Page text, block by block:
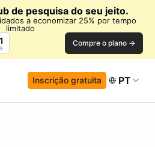
de pesquisa do seu jeito.
a economizar 25% por tempo
limitado
Compre o plano →
Inscrição gratuita PT